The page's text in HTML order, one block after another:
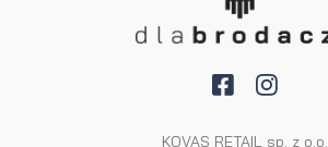
KOVAS RETAIL sp. z o.o.